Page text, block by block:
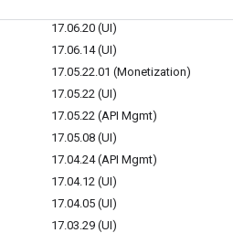
17.06.20 (UI)
17.06.14 (UI)
17.05.22.01 (Monetization)
17.05.22 (UI)
17.05.22 (API Mgmt)
17.05.08 (UI)
17.04.24 (API Mgmt)
17.04.12 (UI)
17.04.05 (UI)
17.03.29 (UI)